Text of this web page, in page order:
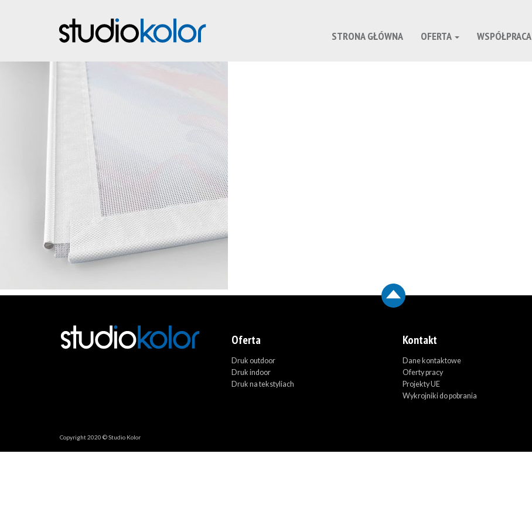
STRONA GŁÓWNA OFERTA WSPÓŁPRACA
Oferta
Druk outdoor
Druk indoor
Druk na tekstyliach
Kontakt
Dane kontaktowe
Oferty pracy
Projekty UE
Wykrojniki do pobrania
Copyright 2020 © Studio Kolor